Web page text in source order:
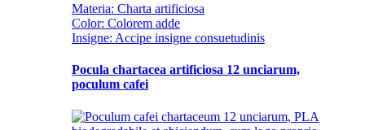
Materia: Charta artificiosa
Color: Colorem adde
Insigne: Accipe insigne consuetudinis
Pocula chartacea artificiosa 12 unciarum,
poculum cafei